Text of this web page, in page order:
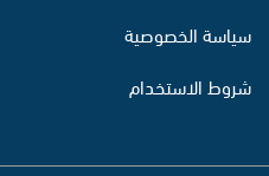
سياسة الخصوصية
شروط الاستخدام